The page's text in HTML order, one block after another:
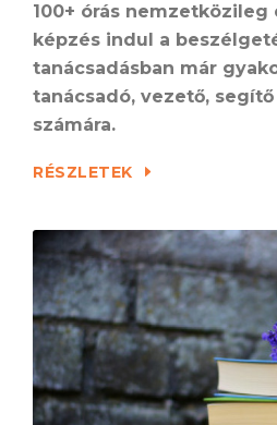
100+ órás
képzés indul a
tanácsadásban már
tanácsadó, vezető,
számára.
RÉSZLETEK